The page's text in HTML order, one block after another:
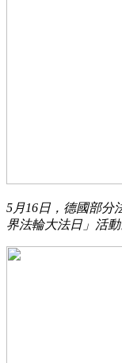
5月16日，德國部分
界法輪大法日」活